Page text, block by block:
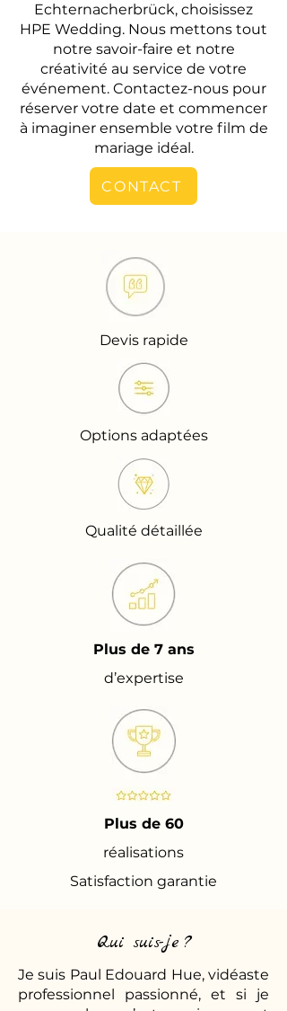
Echternacherbrück, choisissez
HPE Wedding. Nous mettons tout
notre savoir-faire et notre
créativité au service de votre
événement. Contactez-nous pour
réserver votre date et commencer
à imaginer ensemble votre film de
mariage idéal.
CONTACT
Devis rapide
Options adaptées
Qualité détaillée
Plus de 7 ans
d’expertise
Plus de 60
réalisations
Satisfaction garantie
Qui suis-je ?
Je suis Paul Edouard Hue, vidéaste
professionnel passionné, et si je